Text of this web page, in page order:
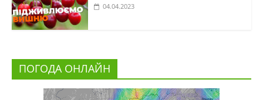
04.04.2023
ПОГОДА ОНЛАЙН